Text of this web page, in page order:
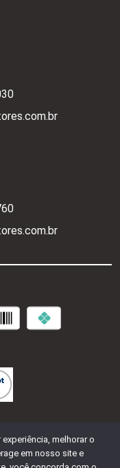
melhorar o
em nosso site e